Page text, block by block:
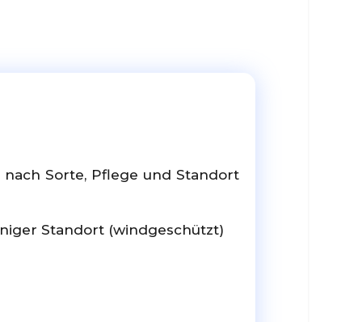
Sorte, Pflege und Standort
Standort (windgeschützt)